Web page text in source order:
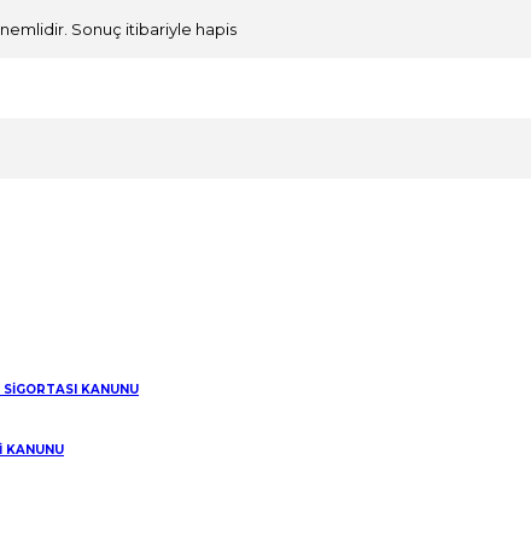
SİGORTASI KANUNU
KANUNU
Sonuç itibariyle hapis
bir suç işlemesi